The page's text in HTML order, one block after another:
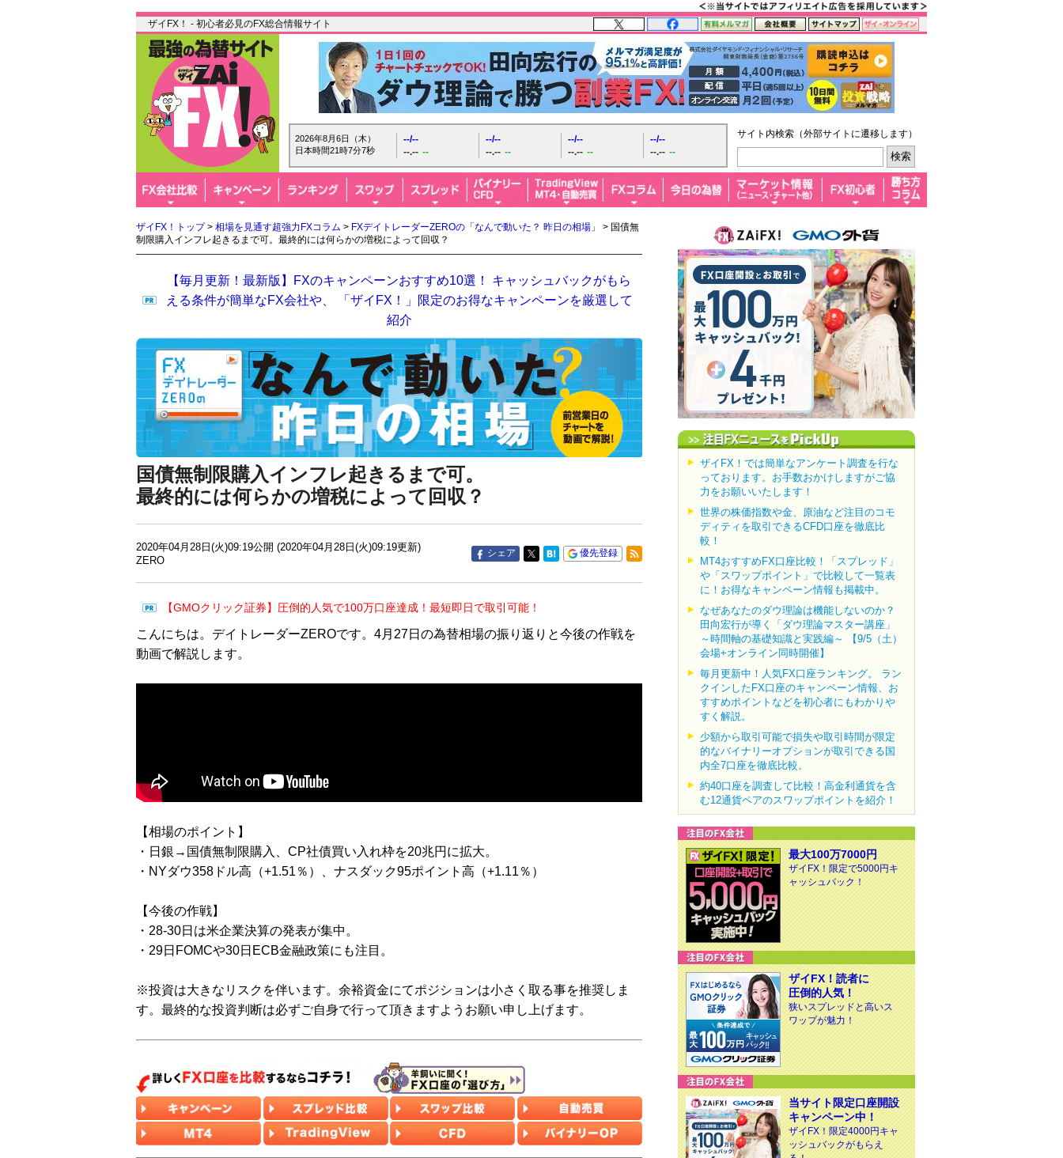
ザイFX！ - 初心者必見のFX総合情報サイト
2026年8月6日（木）
日本時間21時7分8秒
--/--
--.-- --
--/--
--.-- --
--/--
--.-- --
--/--
--.-- --
サイト内検索（外部サイトに遷移します）
ザイFX！トップ> 相場を見通す超強力FXコラム > FXデイトレーダーZEROの「なんで動いた？ 昨日の相場」
> 国債無
制限購入インフレ起きるまで可。最終的には何らかの増税によって回収？
【毎月更新！最新版】FXのキャンペーンおすすめ10選！ キャッシュバックがもら
える条件が簡単なFX会社や、 「ザイFX！」限定のお得なキャンペーンを厳選して
紹介
国債無制限購入インフレ起きるまで可。
最終的には何らかの増税によって回収？
2020年04月28日(火)09:19公開 (2020年04月28日(火)09:19更新)
ZERO
シェア 優先登録
【GMOクリック証券】圧倒的人気で100万口座達成！最短即日で取引可能！
こんにちは。デイトレーダーZEROです。4月27日の為替相場の振り返りと今後の作戦を
動画で解説します。
【相場のポイント】
・日銀→国債無制限購入、CP社債買い入れ枠を20兆円に拡大。
・NYダウ358ドル高（+1.51％）、ナスダック95ポイント高（+1.11％）
【今後の作戦】
・28-30日は米企業決算の発表が集中。
・29日FOMCや30日ECB金融政策にも注目。
※投資は大きなリスクを伴います。余裕資金にてポジションは小さく取る事を推奨しま
す。最終的な投資判断は必ずご自身で行って頂きますようお願い申し上げます。
ザイFX！では簡単なアンケート調査を行な
っております。お手数おかけしますがご協
力をお願いいたします！
世界の株価指数や金、原油など注目のコモ
ディティを取引できるCFD口座を徹底比
較！
MT4おすすめFX口座比較！「スプレッド」
や「スワップポイント」で比較して一覧表
に！お得なキャンペーン情報も掲載中。
なぜあなたのダウ理論は機能しないのか？
田向宏行が導く「ダウ理論マスター講座」
～時間軸の基礎知識と実践編～ 【9/5（土）
会場+オンライン同時開催】
毎月更新中！人気FX口座ランキング。 ラン
クインしたFX口座のキャンペーン情報、お
すすめポイントなどを初心者にもわかりや
すく解説。
少額から取引可能で損失や取引時間が限定
的なバイナリーオプションが取引できる国
内全7口座を徹底比較。
約40口座を調査して比較！高金利通貨を含
む12通貨ペアのスワップポイントを紹介！
最大100万7000円
ザイFX！限定で5000円キ
ャッシュバック！
ザイFX！読者に
圧倒的人気！
狭いスプレッドと高いス
ワップが魅力！
当サイト限定口座開設
キャンペーン中！
ザイFX！限定4000円キャ
ッシュバックがもらえ